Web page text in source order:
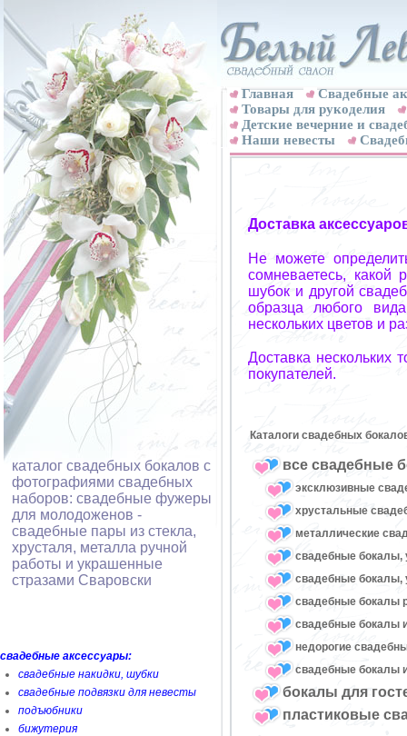
каталог свадебных бокалов с
фотографиями свадебных
наборов: свадебные фужеры
для молодоженов -
свадебные пары из стекла,
хрусталя, металла ручной
работы и украшенные
стразами Сваровски
свадебные аксессуары:
свадебные накидки, шубки
свадебные подвязки для невесты
подъюбники
бижутерия
Главная
Свадебные
Товары для рукоделия
Детские вечерние и
Наши невесты
Доставка
Не можете
сомневаетесь, какой
шубок и другой
образца любого
нескольких цветов и
Доставка нескольких
покупателей.
Каталоги свадебных
все свадебные
эксклюзивные
хрустальные
металлические
свадебные бокалы,
свадебные бокалы,
свадебные бокалы
свадебные бокалы
недорогие
свадебные бокалы
бокалы для
пластиковые